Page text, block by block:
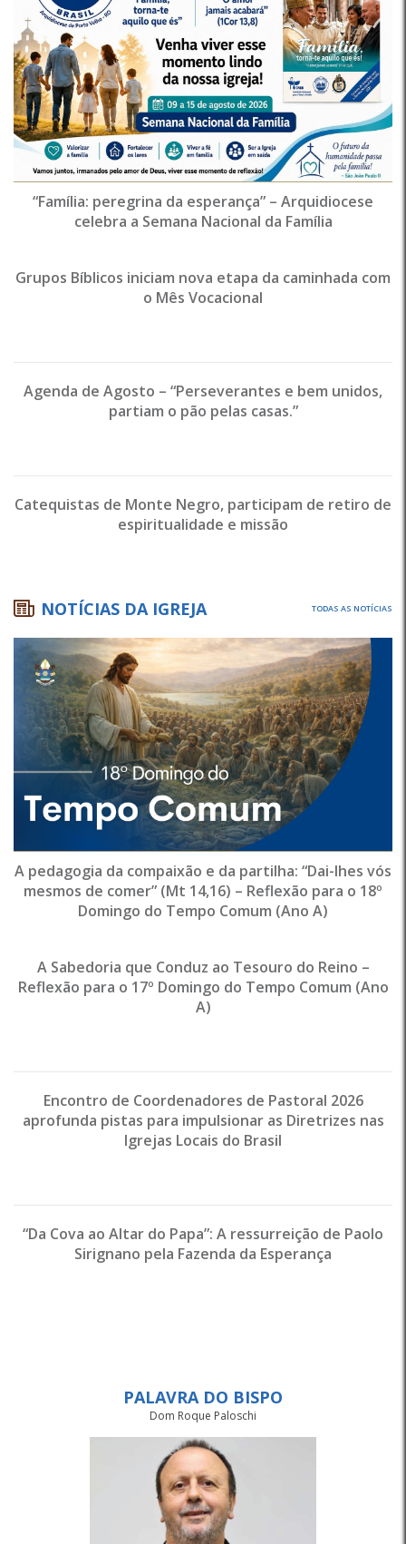
“Família: peregrina da esperança” – Arquidiocese
celebra a Semana Nacional da Família
Grupos Bíblicos iniciam nova etapa da caminhada com
o Mês Vocacional
Agenda de Agosto – “Perseverantes e bem unidos,
partiam o pão pelas casas.”
Catequistas de Monte Negro, participam de retiro de
espiritualidade e missão
NOTÍCIAS DA IGREJA TODAS AS NOTÍCIAS
A pedagogia da compaixão e da partilha: “Dai-lhes vós
mesmos de comer” (Mt 14,16) – Reflexão para o 18º
Domingo do Tempo Comum (Ano A)
A Sabedoria que Conduz ao Tesouro do Reino –
Reflexão para o 17º Domingo do Tempo Comum (Ano
A)
Encontro de Coordenadores de Pastoral 2026
aprofunda pistas para impulsionar as Diretrizes nas
Igrejas Locais do Brasil
“Da Cova ao Altar do Papa”: A ressurreição de Paolo
Sirignano pela Fazenda da Esperança
PALAVRA DO BISPO
Dom Roque Paloschi